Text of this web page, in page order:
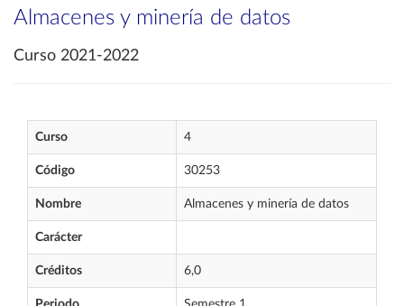
Almacenes y minería de datos
Curso 2021-2022
Curso 4
Código 30253
Nombre Almacenes y minería de datos
Carácter
Créditos 6,0